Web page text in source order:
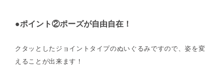
●ポイント②ポーズが自由自在！
クタッとしたジョイントタイプのぬいぐるみですので、姿を変
えることが出来ます！